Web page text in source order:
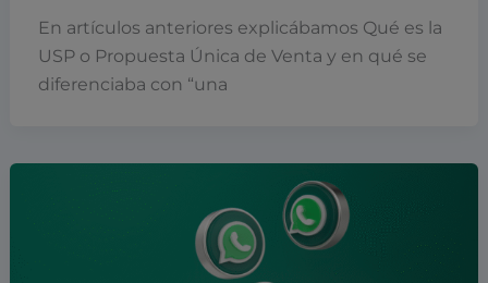
En artículos anteriores explicábamos Qué es la
USP o Propuesta Única de Venta y en qué se
diferenciaba con “una